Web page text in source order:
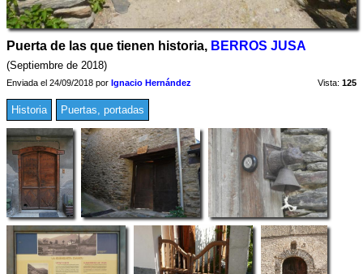
Puerta de las que tienen historia, BERROS JUSA
(Septiembre de 2018)
Enviada el 24/09/2018 por Ignacio Hernández Vista: 125
Historia Puertas, portadas